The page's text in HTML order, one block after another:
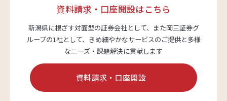
資料請求・口座開設はこちら
新潟県に根ざす対面型の証券会社として、また岡三証券グ
ループの1社として、 きめ細やかなサービスのご提供と多様
なニーズ・課題解決に貢献します
資料請求・口座開設